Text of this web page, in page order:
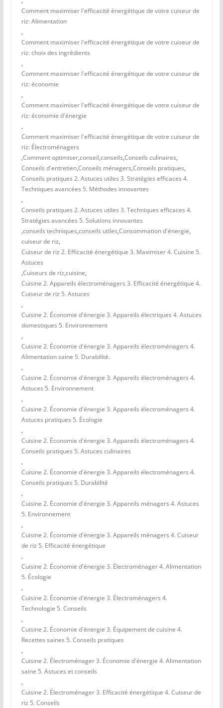
Comment maximiser l'efficacité énergétique de votre cuiseur de
riz: Alimentation
,
Comment maximiser l'efficacité énergétique de votre cuiseur de
riz: choix des ingrédients
,
Comment maximiser l'efficacité énergétique de votre cuiseur de
riz: économie
,
Comment maximiser l'efficacité énergétique de votre cuiseur de
riz: économie d'énergie
,
Comment maximiser l'efficacité énergétique de votre cuiseur de
riz: Électroménagers
,Comment optimiser,conseil,conseils,Conseils culinaires,
Conseils d'entretien,Conseils ménagers,Conseils pratiques,
Conseils pratiques 2. Astuces utiles 3. Stratégies efficaces 4.
Techniques avancées 5. Méthodes innovantes
,
Conseils pratiques 2. Astuces utiles 3. Techniques efficaces 4.
Stratégies avancées 5. Solutions innovantes
,conseils techniques,conseils utiles,Consommation d'énergie,
cuiseur de riz,
Cuiseur de riz 2. Efficacité énergétique 3. Maximiser 4. Cuisine 5.
Astuces
,Cuiseurs de riz,cuisine,
Cuisine 2. Appareils électroménagers 3. Efficacité énergétique 4.
Cuiseur de riz 5. Astuces
,
Cuisine 2. Économie d'énergie 3. Appareils électriques 4. Astuces
domestiques 5. Environnement
,
Cuisine 2. Économie d'énergie 3. Appareils électroménagers 4.
Alimentation saine 5. Durabilité.
,
Cuisine 2. Économie d'énergie 3. Appareils électroménagers 4.
Astuces 5. Environnement
,
Cuisine 2. Économie d'énergie 3. Appareils électroménagers 4.
Astuces pratiques 5. Écologie
,
Cuisine 2. Économie d'énergie 3. Appareils électroménagers 4.
Conseils pratiques 5. Astuces culinaires
,
Cuisine 2. Économie d'énergie 3. Appareils électroménagers 4.
Conseils pratiques 5. Durabilité
,
Cuisine 2. Économie d'énergie 3. Appareils ménagers 4. Astuces
5. Environnement
,
Cuisine 2. Économie d'énergie 3. Appareils ménagers 4. Cuiseur
de riz 5. Efficacité énergétique
,
Cuisine 2. Économie d'énergie 3. Électroménager 4. Alimentation
5. Écologie
,
Cuisine 2. Économie d'énergie 3. Électroménagers 4.
Technologie 5. Conseils
,
Cuisine 2. Économie d'énergie 3. Équipement de cuisine 4.
Recettes saines 5. Conseils pratiques
,
Cuisine 2. Électroménager 3. Économie d'énergie 4. Alimentation
saine 5. Astuces et conseils
,
Cuisine 2. Électroménager 3. Efficacité énergétique 4. Cuiseur de
riz 5. Conseils